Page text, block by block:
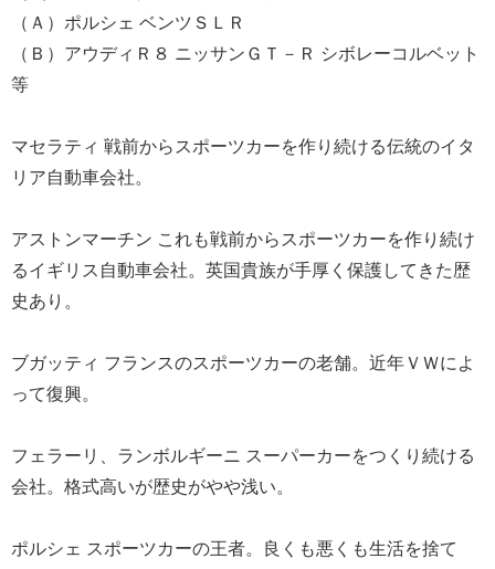
（Ａ）ポルシェ ベンツＳＬＲ
（Ｂ）アウディＲ８ ニッサンＧＴ－Ｒ シボレーコルベット
等
マセラティ 戦前からスポーツカーを作り続ける伝統のイタ
リア自動車会社。
アストンマーチン これも戦前からスポーツカーを作り続け
るイギリス自動車会社。英国貴族が手厚く保護してきた歴
史あり。
ブガッティ フランスのスポーツカーの老舗。近年ＶＷによ
って復興。
フェラーリ、ランボルギーニ スーパーカーをつくり続ける
会社。格式高いが歴史がやや浅い。
ポルシェ スポーツカーの王者。良くも悪くも生活を捨て